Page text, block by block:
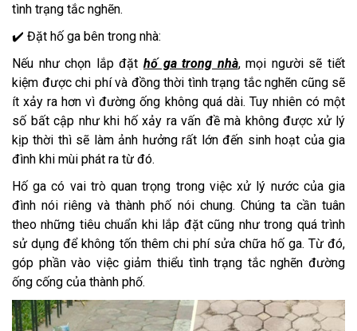
tình trạng tắc nghẽn.
✔️ Đặt hố ga bên trong nhà:
Nếu như chọn lắp đặt hố ga trong nhà, mọi người sẽ tiết
kiệm được chi phí và đồng thời tình trạng tắc nghẽn cũng sẽ
ít xảy ra hơn vì đường ống không quá dài. Tuy nhiên có một
số bất cập như khi hố xảy ra vấn đề mà không được xử lý
kịp thời thì sẽ làm ảnh hưởng rất lớn đến sinh hoạt của gia
đình khi mùi phát ra từ đó.
Hố ga có vai trò quan trọng trong việc xử lý nước của gia
đình nói riêng và thành phố nói chung. Chúng ta cần tuân
theo những tiêu chuẩn khi lắp đặt cũng như trong quá trình
sử dụng để không tốn thêm chi phí sửa chữa hố ga. Từ đó,
góp phần vào việc giảm thiểu tình trạng tắc nghẽn đường
ống cống của thành phố.